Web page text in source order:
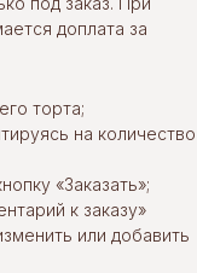
доплата за
торта;
на количество
«Заказать»;
к заказу»
или добавить